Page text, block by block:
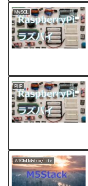
MySQL
PHP
ATOM Matrix/Lite